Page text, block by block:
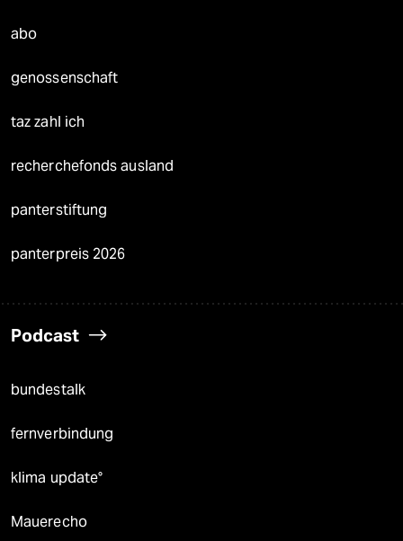
abo
genossenschaft
taz zahl ich
recherchefonds ausland
panterstiftung
panterpreis 2026
Podcast
bundestalk
fernverbindung
klima update°
Mauerecho